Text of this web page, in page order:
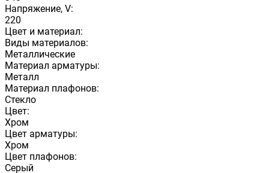
Напряжение, V:
220
Цвет и материал:
Виды материалов:
Металлические
Материал арматуры:
Металл
Материал плафонов:
Стекло
Цвет:
Хром
Цвет арматуры:
Хром
Цвет плафонов:
Серый